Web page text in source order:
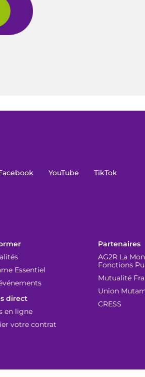
YouTube TikTok
Essentiel
direct
en ligne
votre contrat
Partenaires
AG2R La
Fonctions
Mutualité
Union
CRESS